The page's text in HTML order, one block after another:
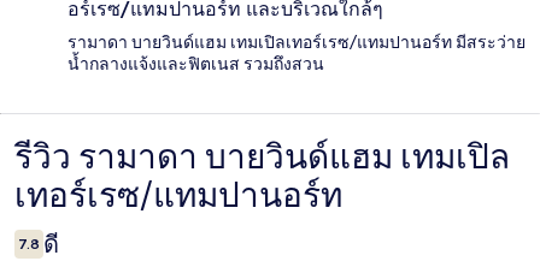
อร์เรซ/แทมปานอร์ท และบริเวณใกล้ๆ
รามาดา บายวินด์แฮม เทมเปิลเทอร์เรซ/แทมปานอร์ท มีสระว่าย
น้ำกลางแจ้งและฟิตเนส รวมถึงสวน
รีวิว
รีวิว รามาดา บายวินด์แฮม เทมเปิล
เทอร์เรซ/แทมปานอร์ท
7.8 ดี